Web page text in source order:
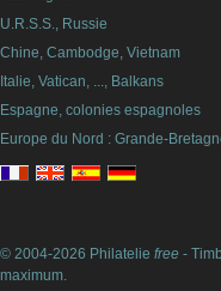
U.R.S.S., Russie
Chine, Cambodge, Vietnam
Italie, Vatican, ..., Balkans
Espagne, colonies espagnoles
Europe du Nord : Grande-
© 2004-2026 Philatelie free -
maximum.